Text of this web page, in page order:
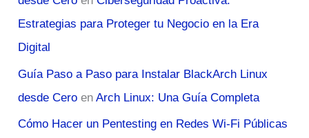
Estrategias para Proteger tu Negocio en la Era
Digital
Guía Paso a Paso para Instalar BlackArch Linux
desde Cero enArch Linux: Una Guía Completa
Cómo Hacer un Pentesting en Redes Wi-Fi Públicas